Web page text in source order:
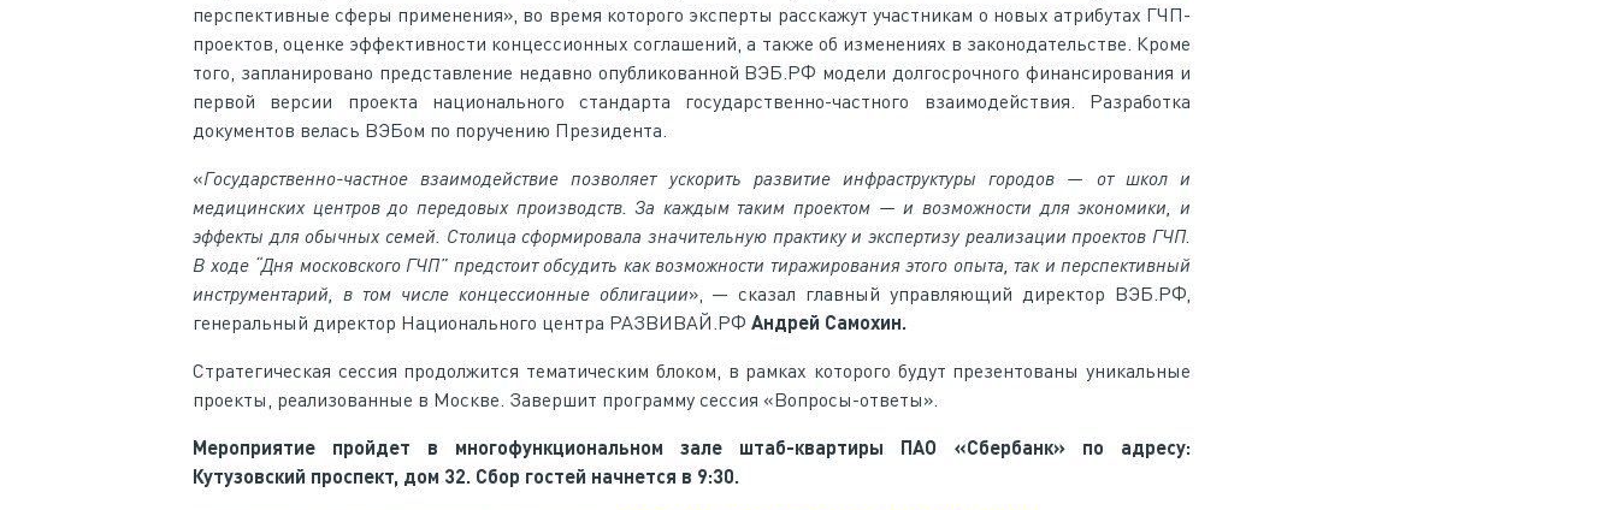
перспективные сферы применения», во время которого эксперты расскажут участникам о новых атрибутах ГЧП-
проектов, оценке эффективности концессионных соглашений, а также об изменениях в законодательстве. Кроме
того, запланировано представление недавно опубликованной ВЭБ.РФ модели долгосрочного финансирования и
первой версии проекта национального стандарта государственно-частного взаимодействия. Разработка
документов велась ВЭБом по поручению Президента.
«Государственно-частное взаимодействие позволяет ускорить развитие инфраструктуры городов — от школ и
медицинских центров до передовых производств. За каждым таким проектом — и возможности для экономики, и
эффекты для обычных семей. Столица сформировала значительную практику и экспертизу реализации проектов ГЧП.
В ходе “Дня московского ГЧП” предстоит обсудить как возможности тиражирования этого опыта, так и перспективный
инструментарий, в том числе концессионные облигации», — сказал главный управляющий директор ВЭБ.РФ,
генеральный директор Национального центра РАЗВИВАЙ.РФ Андрей Самохин.
Стратегическая сессия продолжится тематическим блоком, в рамках которого будут презентованы уникальные
проекты, реализованные в Москве. Завершит программу сессия «Вопросы-ответы».
Мероприятие пройдет в многофункциональном зале штаб-квартиры ПАО «Сбербанк» по адресу:
Кутузовский проспект, дом 32. Сбор гостей начнется в 9:30.